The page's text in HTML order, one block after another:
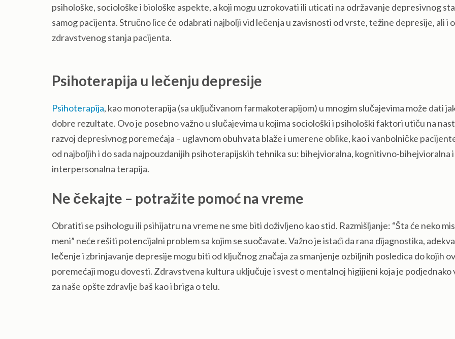
psihološke, sociološke i biološke aspekte, a koji mogu uzrokovati ili uticati na održavanje depresivnog
samog pacijenta. Stručno lice će odabrati najbolji vid lečenja u zavisnosti od vrste, težine depresije, ali i
zdravstvenog stanja pacijenta.
Psihoterapija u lečenju depresije
Psihoterapija, kao monoterapija (sa uključivanom farmakoterapijom) u mnogim slučajevima može dati
dobre rezultate. Ovo je posebno važno u slučajevima u kojima sociološki i psihološki faktori utiču na
razvoj depresivnog poremećaja – uglavnom obuhvata blaže i umerene oblike, kao i vanbolničke
od najboljih i do sada najpouzdanijih psihoterapijskih tehnika su: bihejvioralna, kognitivno-bihejvioralna i
interpersonalna terapija.
Ne čekajte – potražite pomoć na vreme
Obratiti se psihologu ili psihijatru na vreme ne sme biti doživljeno kao stid. Razmišljanje: “Šta će neko
meni” neće rešiti potencijalni problem sa kojim se suočavate. Važno je istaći da rana dijagnostika,
lečenje i zbrinjavanje depresije mogu biti od ključnog značaja za smanjenje ozbiljnih posledica do kojih
poremećaji mogu dovesti. Zdravstvena kultura uključuje i svest o mentalnoj higijieni koja je podjednako
za naše opšte zdravlje baš kao i briga o telu.